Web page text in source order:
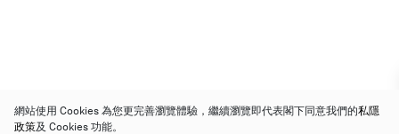
網站使用 Cookies 為您更完善瀏覽體驗，繼續瀏覽即代表閣下同意我們的私隱
政策及 Cookies 功能。